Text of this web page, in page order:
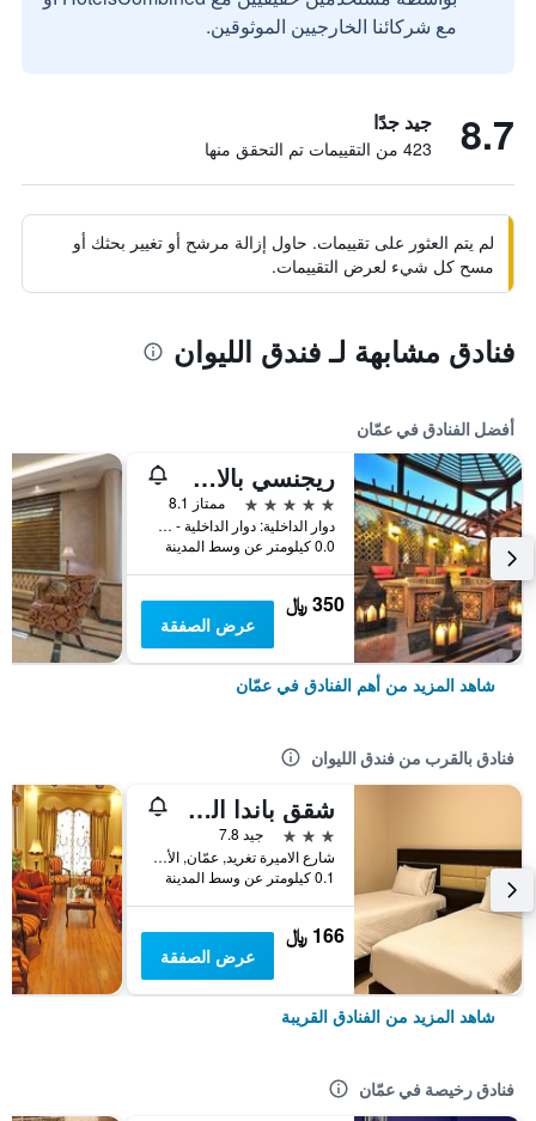
مع شركائنا الخارجيين الموثوقين.
8.7 جيد جدًا
423 من التقييمات تم التحقق منها
لم يتم العثور على تقييمات. حاول إزالة مرشح أو تغيير بحثك أو
مسح كل شيء لعرض التقييمات.
فنادق مشابهة لـ فندق الليوان
أفضل الفنادق في عمّان
ريجنسي بالاس عمان
5 نجوم
ممتاز 8.1
دوار الداخلية: دوار الداخلية - شارع الملكة علياء باتجاه دوار المدينة الرياضي, عمّان, الأردن
0.0 كيلومتر عن وسط المدينة
350 ﷼
عرض الصفقة
شاهد المزيد من أهم الفنادق في عمّان
فنادق بالقرب من فندق الليوان
شقق باندا الفندقية
3 نجوم
جيد 7.8
شارع الاميرة تغريد, عمّان, الأردن
0.1 كيلومتر عن وسط المدينة
166 ﷼
عرض الصفقة
شاهد المزيد من الفنادق القريبة
فنادق رخيصة في عمّان